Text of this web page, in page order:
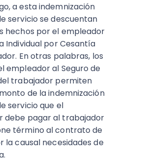
a esta indemnización
servicio se descuentan
hechos por el empleador
Individual por Cesantía
En otras palabras, los
empleador al Seguro de
trabajador permiten
de la indemnización
servicio que el
debe pagar al trabajador
término al contrato de
la causal necesidades de